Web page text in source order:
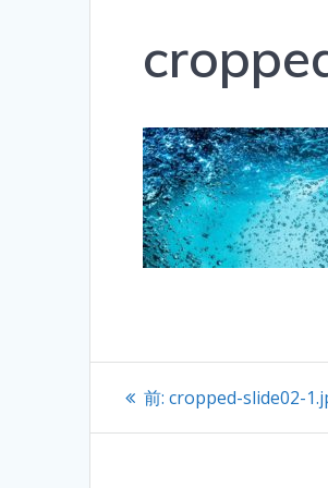
投
稿
前:過
cropped-slide02-